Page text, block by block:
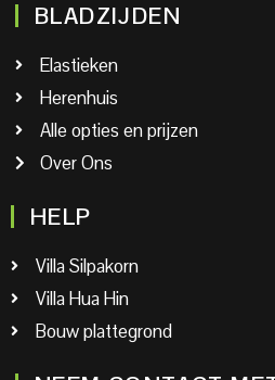
BLADZIJDEN
Elastieken
Herenhuis
Alle opties en prijzen
Over Ons
HELP
Villa Silpakorn
Villa Hua Hin
Bouw plattegrond